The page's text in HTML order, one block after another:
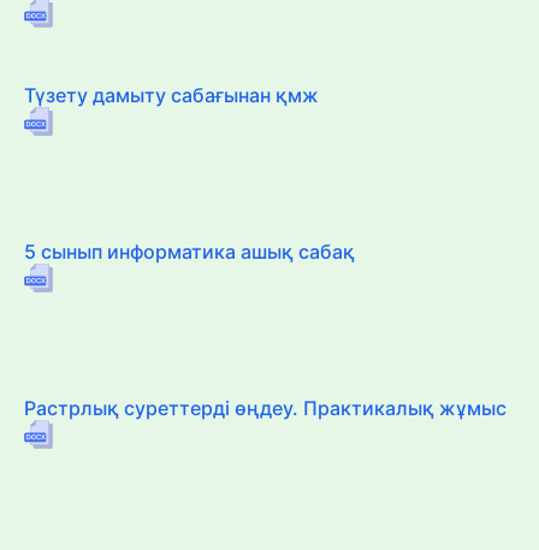
Түзету дамыту сабағынан қмж
5 сынып информатика ашық сабақ
Растрлық суреттерді өңдеу. Практикалық жұмыс